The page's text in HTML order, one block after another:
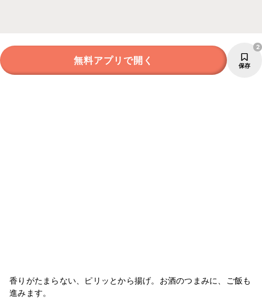
無料アプリで開く 保存
2
香りがたまらない、ピリッとから揚げ。お酒のつまみに、ご飯も
進みます。